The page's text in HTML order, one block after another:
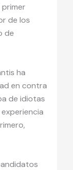
de los
de
ha
en contra
de idiotas